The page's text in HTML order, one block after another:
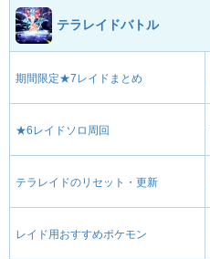
テラレイドバトル
期間限定★7レイドまとめ
★6レイドソロ周回
テラレイドのリセット・更新
レイド用おすすめポケモン